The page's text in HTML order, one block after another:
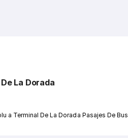
La Dorada
a Terminal De La Dorada Pasajes De Bus